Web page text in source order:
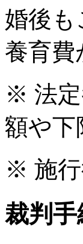
婚後
養育費
※ 法定
額や下
※ 施行
裁判